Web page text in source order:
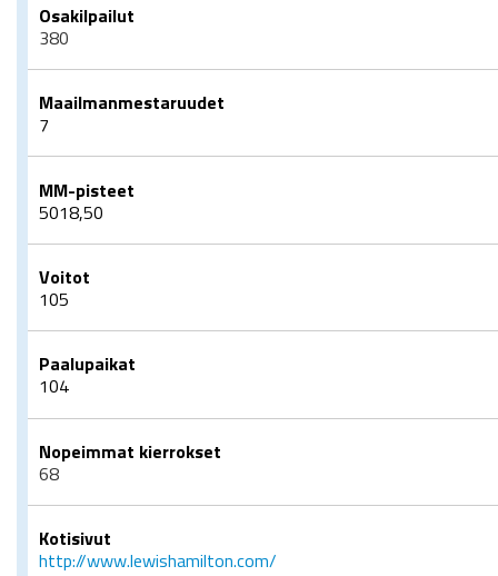
Osakilpailut
380
Maailmanmestaruudet
7
MM-pisteet
5018,50
Voitot
105
Paalupaikat
104
Nopeimmat kierrokset
68
Kotisivut
http://www.lewishamilton.com/